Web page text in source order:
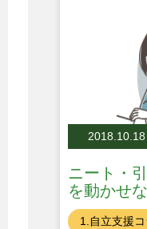
2018.10.18
ニート・
を動かせ
ン
1.自立支援